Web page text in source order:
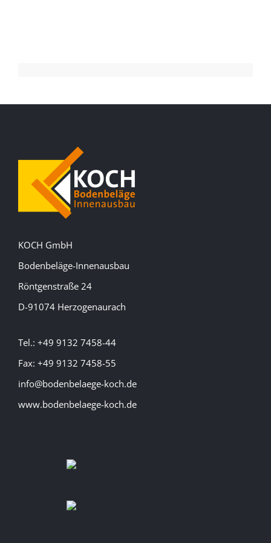
KOCH GmbH
Bodenbeläge-Innenausbau
Röntgenstraße 24
D-91074 Herzogenaurach
Tel.: +49 9132 7458-44
Fax: +49 9132 7458-55
info@bodenbelaege-koch.de
www.bodenbelaege-koch.de